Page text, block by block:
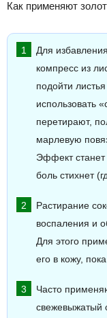
Как применяют
Для
компресс из
подойти
использовать
перетирают,
марлевую
Эффект станет
боль стихнет
Растирание
воспаления и
Для этого
его в кожу,
Часто
свежевыжатый